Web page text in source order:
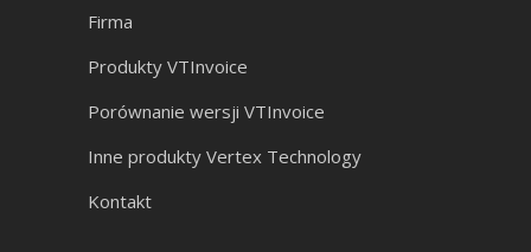
Firma
Produkty VTInvoice
Porównanie wersji VTInvoice
Inne produkty Vertex Technology
Kontakt